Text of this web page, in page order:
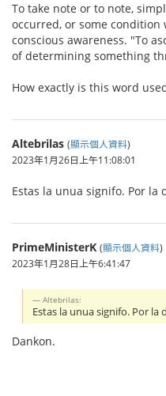
To take note or to note,
occurred, or some
conscious awareness. "To
of determining something
How exactly is this word
Altebrilas (顯示個人資料)
2023年1月26日上午11:08:01
Estas la unua signifo. Por la
PrimeMinisterK (顯示個人資料)
2023年1月28日上午6:41:47
Altebrilas:
Estas la unua signifo. Por la
Dankon.